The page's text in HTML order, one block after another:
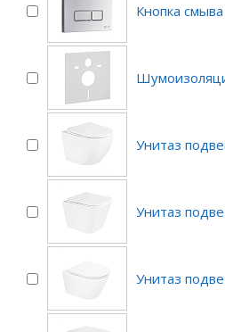
Кнопка
Унитаз
Унитаз
Унитаз